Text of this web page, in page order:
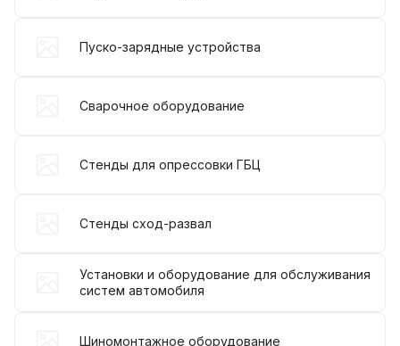
Пуско-зарядные устройства
Сварочное оборудование
Стенды для опрессовки ГБЦ
Стенды сход-развал
Установки и оборудование для обслуживания
систем автомобиля
Шиномонтажное оборудование